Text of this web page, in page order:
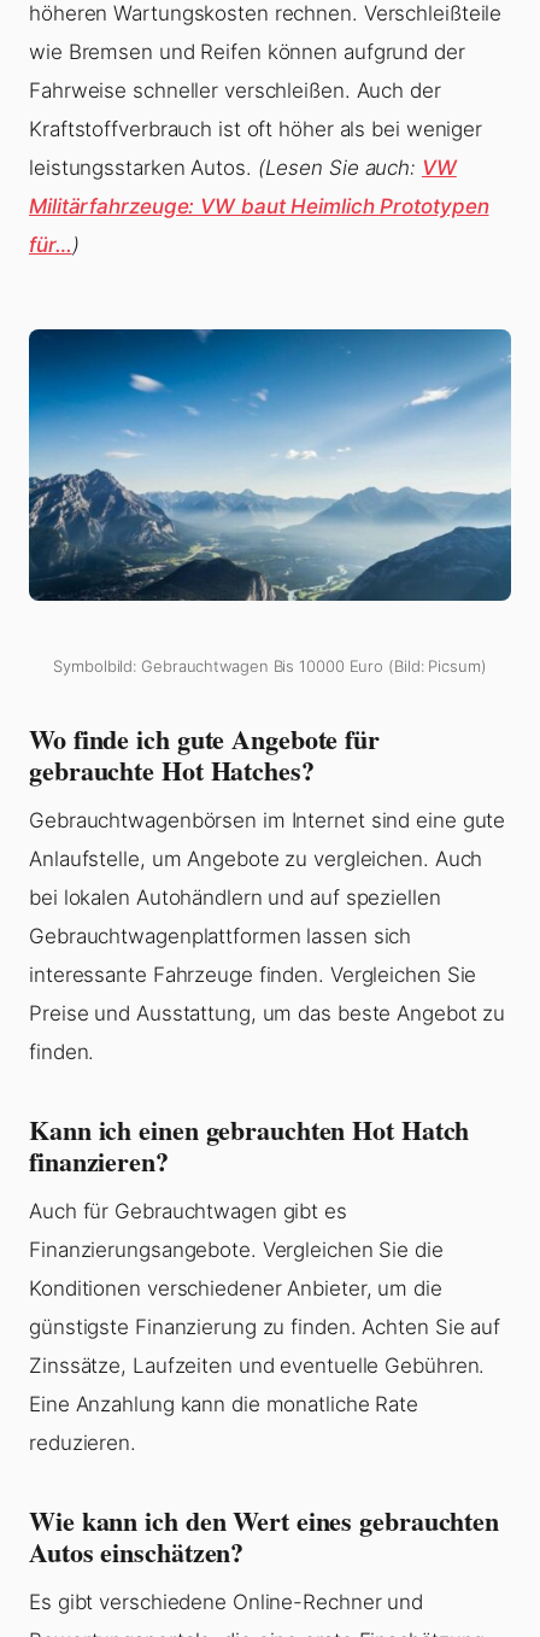
höheren Wartungskosten rechnen. Verschleißteile
wie Bremsen und Reifen können aufgrund der
Fahrweise schneller verschleißen. Auch der
Kraftstoffverbrauch ist oft höher als bei weniger
leistungsstarken Autos. (Lesen Sie auch: VW
Militärfahrzeuge: VW baut Heimlich Prototypen
für…)
Symbolbild: Gebrauchtwagen Bis 10000 Euro (Bild: Picsum)
Wo finde ich gute Angebote für
gebrauchte Hot Hatches?
Gebrauchtwagenbörsen im Internet sind eine gute
Anlaufstelle, um Angebote zu vergleichen. Auch
bei lokalen Autohändlern und auf speziellen
Gebrauchtwagenplattformen lassen sich
interessante Fahrzeuge finden. Vergleichen Sie
Preise und Ausstattung, um das beste Angebot zu
finden.
Kann ich einen gebrauchten Hot Hatch
finanzieren?
Auch für Gebrauchtwagen gibt es
Finanzierungsangebote. Vergleichen Sie die
Konditionen verschiedener Anbieter, um die
günstigste Finanzierung zu finden. Achten Sie auf
Zinssätze, Laufzeiten und eventuelle Gebühren.
Eine Anzahlung kann die monatliche Rate
reduzieren.
Wie kann ich den Wert eines gebrauchten
Autos einschätzen?
Es gibt verschiedene Online-Rechner und